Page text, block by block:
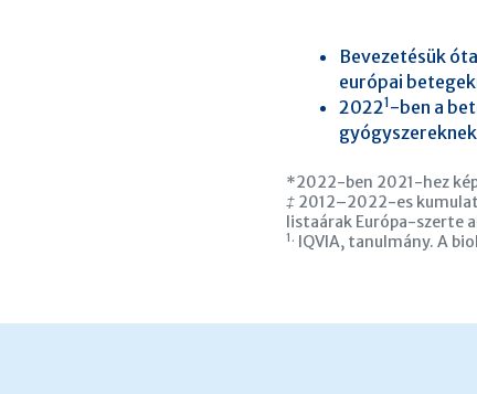
Bevezetésük
európai
20221 -ben a
*2022-ben 2021-hez
‡ 2012–2022-es
listaárak Európa-szerte
1. IQVIA, tanulmány. A